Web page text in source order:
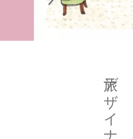
旅デザイナー